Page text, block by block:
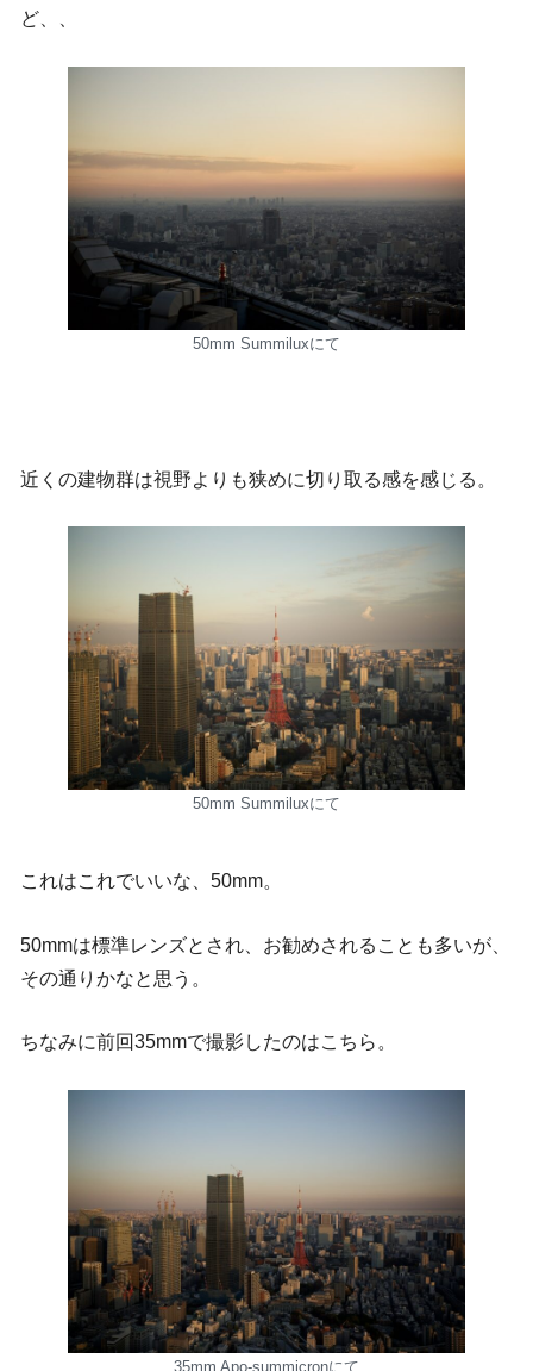
ど、、
50mm Summiluxにて
近くの建物群は視野よりも狭めに切り取る感を感じる。
50mm Summiluxにて
これはこれでいいな、50mm。
50mmは標準レンズとされ、お勧めされることも多いが、
その通りかなと思う。
ちなみに前回35mmで撮影したのはこちら。
35mm Apo-summicronにて